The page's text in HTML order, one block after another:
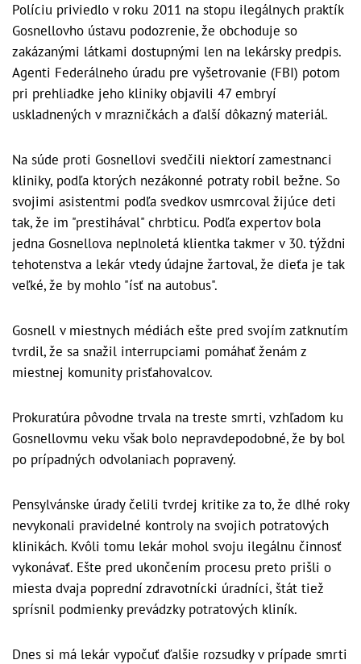
Políciu priviedlo v roku 2011 na stopu ilegálnych praktík
Gosnellovho ústavu podozrenie, že obchoduje so
zakázanými látkami dostupnými len na lekársky predpis.
Agenti Federálneho úradu pre vyšetrovanie (FBI) potom
pri prehliadke jeho kliniky objavili 47 embryí
uskladnených v mrazničkách a ďalší dôkazný materiál.
Na súde proti Gosnellovi svedčili niektorí zamestnanci
kliniky, podľa ktorých nezákonné potraty robil bežne. So
svojimi asistentmi podľa svedkov usmrcoval žijúce deti
tak, že im "prestihával" chrbticu. Podľa expertov bola
jedna Gosnellova neplnoletá klientka takmer v 30. týždni
tehotenstva a lekár vtedy údajne žartoval, že dieťa je tak
veľké, že by mohlo "ísť na autobus".
Gosnell v miestnych médiách ešte pred svojím zatknutím
tvrdil, že sa snažil interrupciami pomáhať ženám z
miestnej komunity prisťahovalcov.
Prokuratúra pôvodne trvala na treste smrti, vzhľadom ku
Gosnellovmu veku však bolo nepravdepodobné, že by bol
po prípadných odvolaniach popravený.
Pensylvánske úrady čelili tvrdej kritike za to, že dlhé roky
nevykonali pravidelné kontroly na svojich potratových
klinikách. Kvôli tomu lekár mohol svoju ilegálnu činnosť
vykonávať. Ešte pred ukončením procesu preto prišli o
miesta dvaja poprední zdravotnícki úradníci, štát tiež
sprísnil podmienky prevádzky potratových kliník.
Dnes si má lekár vypočuť ďalšie rozsudky v prípade smrti